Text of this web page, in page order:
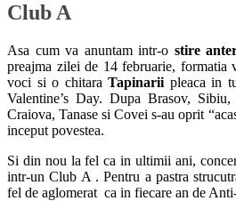
Club A
Asa cum va anuntam intr-o stire
preajma zilei de 14 februarie, formatia
voci si o chitara Tapinarii pleaca in
Valentine’s Day. Dupa Brasov,
Craiova, Tanase si Covei s-au oprit
inceput povestea.
Si din nou la fel ca in ultimii ani,
intr-un Club A . Pentru a pastra
fel de aglomerat ca in fiecare an de